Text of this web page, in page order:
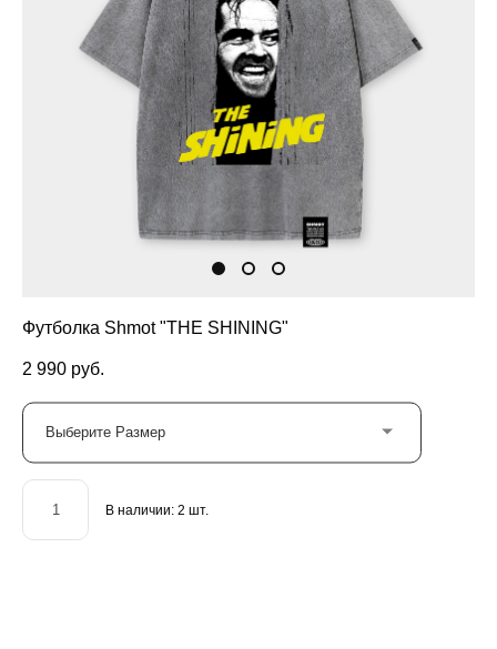
Футболка Shmot "THE SHINING"
2 990 pуб.
Выберите Размер
В наличии: 2 шт.